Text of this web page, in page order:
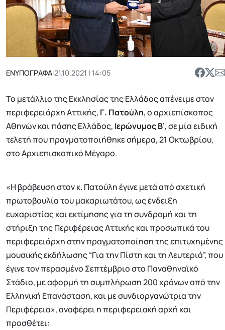
ΕΝΥΠΟΓΡΑΦΑ|21.10.2021 | 14:05
Το μετάλλιο της Εκκλησίας της Ελλάδος απένειμε στον
περιφερειάρχη Αττικής, Γ. Πατούλη, ο αρχιεπίσκοπος
Αθηνών και πάσης Ελλάδος, Ιερώνυμος Β’, σε μία ειδική
τελετή που πραγματοποιήθηκε σήμερα, 21 Οκτωβρίου,
στο Αρχιεπισκοπικό Μέγαρο.
«Η βράβευση στον κ. Πατούλη έγινε μετά από σχετική
πρωτοβουλία του μακαριωτάτου, ως ένδειξη
ευχαριστίας και εκτίμησης για τη συνδρομή και τη
στήριξη της Περιφέρειας Αττικής και προσωπικά του
περιφερειάρχη στην πραγματοποίηση της επιτυχημένης
μουσικής εκδήλωσης “Για την Πίστη και τη Λευτεριά”, που
έγινε τον περασμένο Σεπτέμβριο στο Παναθηναϊκό
Στάδιο, με αφορμή τη συμπλήρωση 200 χρόνων από την
Ελληνική Επανάσταση, και με συνδιοργανώτρια την
Περιφέρεια», αναφέρει η περιφερειακή αρχή και
προσθέτει: